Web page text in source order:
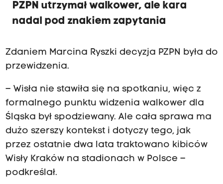
PZPN utrzymał walkower, ale kara
nadal pod znakiem zapytania
Zdaniem Marcina Ryszki decyzja PZPN była do
przewidzenia.
– Wisła nie stawiła się na spotkaniu, więc z
formalnego punktu widzenia walkower dla
Śląska był spodziewany. Ale cała sprawa ma
dużo szerszy kontekst i dotyczy tego, jak
przez ostatnie dwa lata traktowano kibiców
Wisły Kraków na stadionach w Polsce –
podkreślał.